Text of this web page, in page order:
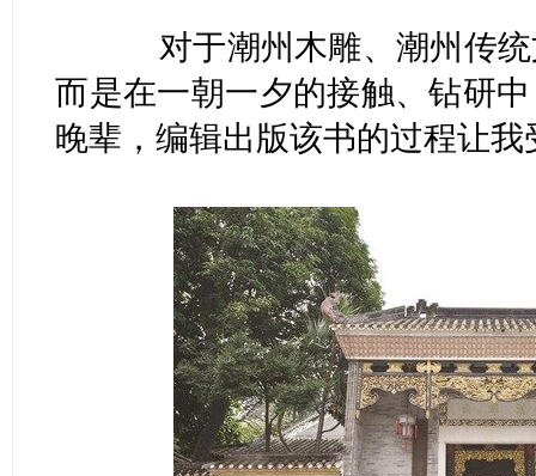
对于潮州木雕、潮州传统
而是在一朝一夕的接触、钻研
晚辈，编辑出版该书的过程让